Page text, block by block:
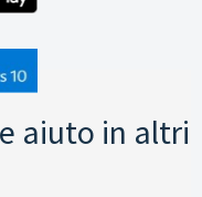
aiuto in altri